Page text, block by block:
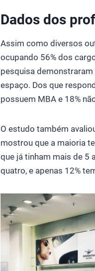
Dados dos
Assim como diversos
ocupando 56% dos
pesquisa
espaço. Dos que
possuem MBA e 18%
O estudo também
mostrou que a maioria
que já tinham mais de 5
quatro, e apenas 12%